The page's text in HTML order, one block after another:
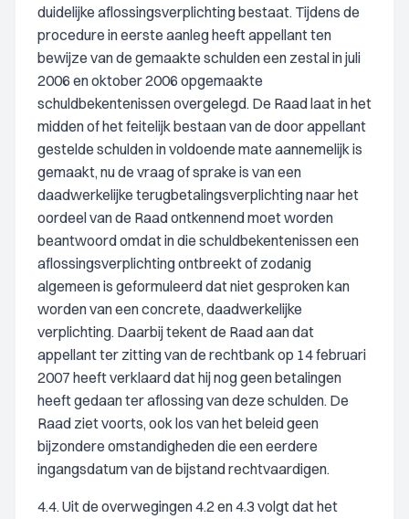
duidelijke aflossingsverplichting bestaat. Tijdens de
procedure in eerste aanleg heeft appellant ten
bewijze van de gemaakte schulden een zestal in juli
2006 en oktober 2006 opgemaakte
schuldbekentenissen overgelegd. De Raad laat in het
midden of het feitelijk bestaan van de door appellant
gestelde schulden in voldoende mate aannemelijk is
gemaakt, nu de vraag of sprake is van een
daadwerkelijke terugbetalingsverplichting naar het
oordeel van de Raad ontkennend moet worden
beantwoord omdat in die schuldbekentenissen een
aflossingsverplichting ontbreekt of zodanig
algemeen is geformuleerd dat niet gesproken kan
worden van een concrete, daadwerkelijke
verplichting. Daarbij tekent de Raad aan dat
appellant ter zitting van de rechtbank op 14 februari
2007 heeft verklaard dat hij nog geen betalingen
heeft gedaan ter aflossing van deze schulden. De
Raad ziet voorts, ook los van het beleid geen
bijzondere omstandigheden die een eerdere
ingangsdatum van de bijstand rechtvaardigen.
4.4. Uit de overwegingen 4.2 en 4.3 volgt dat het